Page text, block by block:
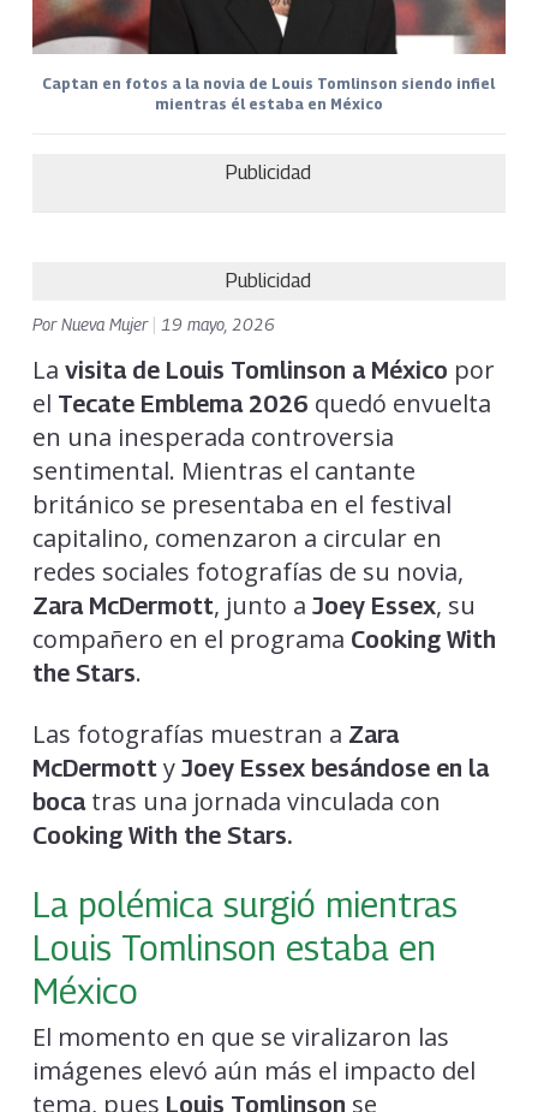
Captan en fotos a la novia de Louis Tomlinson siendo infiel
mientras él estaba en México
Publicidad
Publicidad
PorNueva Mujer 19 mayo, 2026
La visita de Louis Tomlinson a México por
el Tecate Emblema 2026 quedó envuelta
en una inesperada controversia
sentimental. Mientras el cantante
británico se presentaba en el festival
capitalino, comenzaron a circular en
redes sociales fotografías de su novia,
Zara McDermott, junto a Joey Essex, su
compañero en el programa Cooking With
the Stars.
Las fotografías muestran a Zara
McDermotty Joey Essex besándose en la
bocatras una jornada vinculada con
Cooking With the Stars.
La polémica surgió mientras
Louis Tomlinson estaba en
México
El momento en que se viralizaron las
imágenes elevó aún más el impacto del
tema, pues Louis Tomlinson se